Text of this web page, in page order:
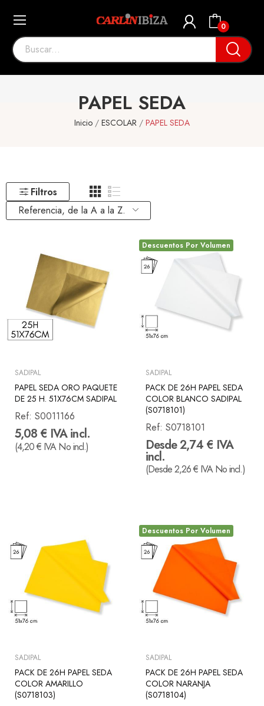
0
PAPEL SEDA
Inicio ESCOLAR PAPEL SEDA
Filtros
Referencia, de la A a la Z.
SADIPAL
PAPEL SEDA ORO PAQUETE
DE 25 H. 51X76CM SADIPAL
Ref: S0011166
5,08 € IVA incl.
(4,20 € IVA No incl.)
Descuentos Por Volumen
SADIPAL
PACK DE 26H PAPEL SEDA
COLOR BLANCO SADIPAL
(S0718101)
Ref: S0718101
Desde 2,74 € IVA
incl.
(Desde 2,26 € IVA No incl.)
SADIPAL
PACK DE 26H PAPEL SEDA
COLOR AMARILLO
(S0718103)
Descuentos Por Volumen
SADIPAL
PACK DE 26H PAPEL SEDA
COLOR NARANJA
(S0718104)